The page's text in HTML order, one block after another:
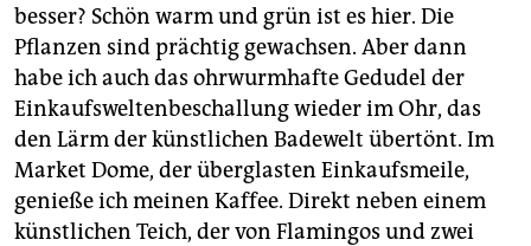
besser? Schön warm und grün ist es hier. Die
Pflanzen sind prächtig gewachsen. Aber dann
habe ich auch das ohrwurmhafte Gedudel der
Einkaufsweltenbeschallung wieder im Ohr, das
den Lärm der künstlichen Badewelt übertönt. Im
Market Dome, der überglasten Einkaufsmeile,
genieße ich meinen Kaffee. Direkt neben einem
künstlichen Teich, der von Flamingos und zwei